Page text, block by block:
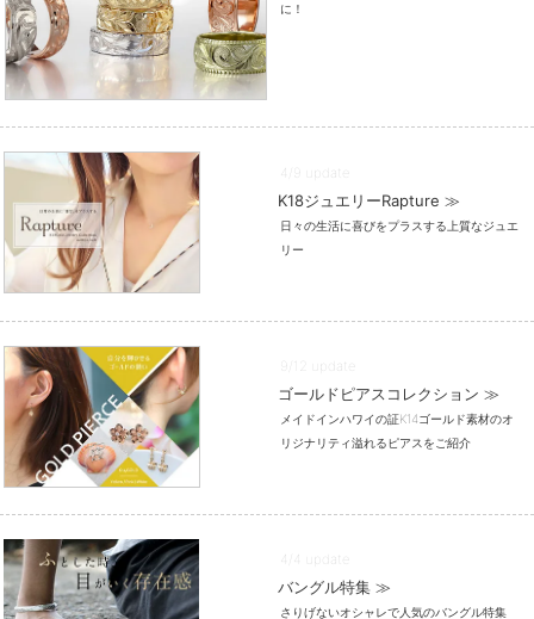
に！
4/9 update
K18ジュエリーRapture ≫
日々の生活に喜びをプラスする上質なジュエ
リー
9/12 update
ゴールドピアスコレクション ≫
メイドインハワイの証K14ゴールド素材のオ
リジナリティ溢れるピアスをご紹介
4/4 update
バングル特集 ≫
さりげないオシャレで人気のバングル特集